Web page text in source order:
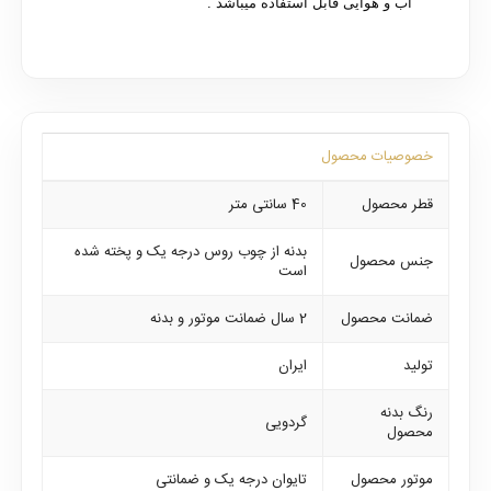
خصوصیات محصول
قطر محصول
40 سانتی متر
جنس محصول
بدنه از چوب روس درجه یک و پخته شده
است
ضمانت محصول
2 سال ضمانت موتور و بدنه
تولید
ایران
رنگ بدنه
محصول
گردویی
موتور محصول تایوان درجه یک و ضمانتی